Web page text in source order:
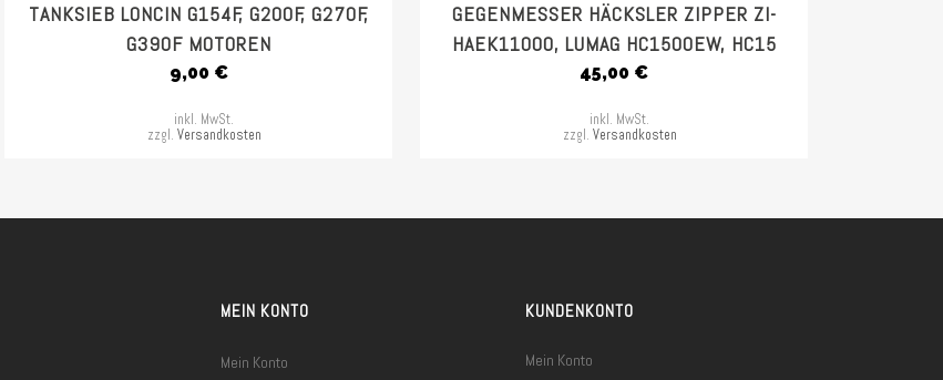
TANKSIEB LONCIN G154F, G200F, G270F,
G390F MOTOREN
9,00 €
inkl. MwSt.
zzgl. Versandkosten
GEGENMESSER HÄCKSLER ZIPPER ZI-
HAEK11000, LUMAG HC1500EW, HC15
45,00 €
inkl. MwSt.
zzgl. Versandkosten
MEIN KONTO
Mein Konto
KUNDENKONTO
Mein Konto